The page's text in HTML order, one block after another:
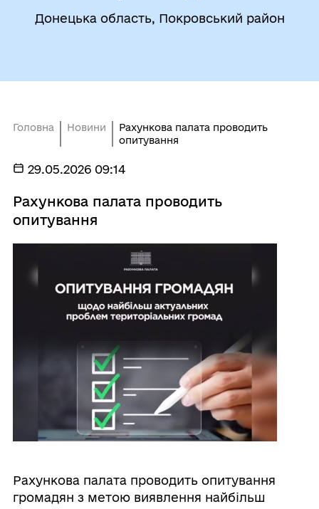
Донецька область, Покровський район
Головна Новини
Рахункова палата проводить
опитування
29.05.2026 09:14
Рахункова палата проводить
опитування
Рахункова палата проводить опитування
громадян з метою виявлення найбільш